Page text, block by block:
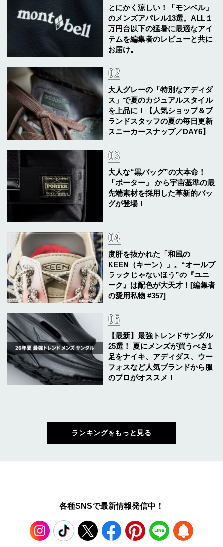
とにかく涼しい！「モンベル」
のメンズアパレル13選。ALL１
万円台以下の猛暑に最適なアイ
テムを編集者のレビューと共に
お届け。
大人グレーの「特別なアディダ
ス」で夏のカジュアルスタイル
を上品に！【人気ショップ＆ブ
ランドスタッフの夏の毎日更新
スニーカースナップ／DAY6】
大人な“黒バッグ”の大本命！
「ポーター」 から宇宙基準の最
先端素材を採用した革新的バッ
グが登場！
度肝を抜かれた「和風の
KEEN（キーン）」。“オールブ
ラックじゃないほう”の『ユニ
ーク』は配色が大天才！[編集者
の愛用私物 #357]
【最新】最強トレンドサンダル
25選！ 夏にメンズが買うべき1
足をナイキ、アディダス、ウー
フォスなど人気ブランドから服
のプロがオススメ！
ランキングをもっと見る
各種SNSで最新情報発信中！